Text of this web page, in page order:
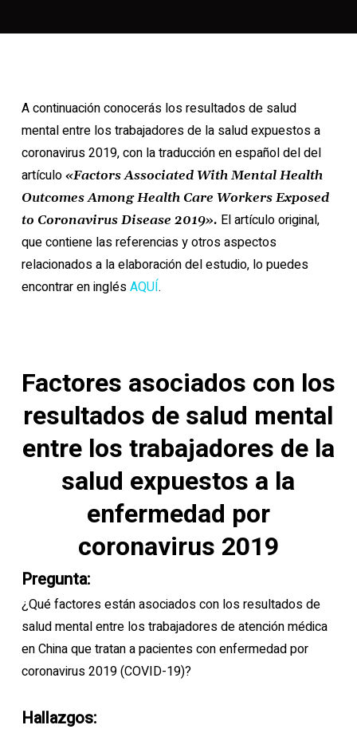
A continuación conocerás los resultados de salud
mental entre los trabajadores de la salud expuestos a
coronavirus 2019, con la traducción en español del del
artículo «Factors Associated With Mental Health
Outcomes Among Health Care Workers Exposed
to Coronavirus Disease 2019». El artículo original,
que contiene las referencias y otros aspectos
relacionados a la elaboración del estudio, lo puedes
encontrar en inglésAQUÍ.
Factores asociados con los
resultados de salud mental
entre los trabajadores de la
salud expuestos a la
enfermedad por
coronavirus 2019
Pregunta:
¿Qué factores están asociados con los resultados de
salud mental entre los trabajadores de atención médica
en China que tratan a pacientes con enfermedad por
coronavirus 2019 (COVID-19)?
Hallazgos: